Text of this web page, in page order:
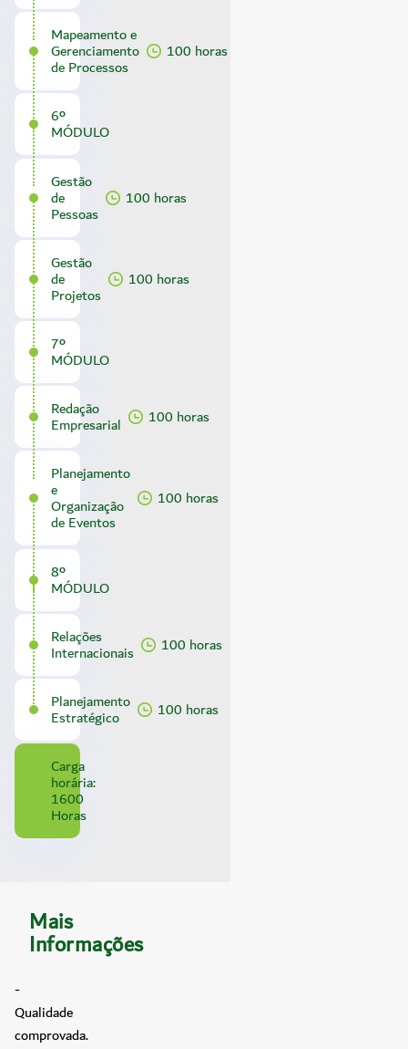
Mapeamento e
Gerenciamento
de Processos
100 horas
6º
MÓDULO
Gestão
de
Pessoas
100 horas
Gestão
de
Projetos
100 horas
7º
MÓDULO
Redação
Empresarial 100 horas
Planejamento
e
Organização
de Eventos
100 horas
8º
MÓDULO
Relações
Internacionais 100 horas
Planejamento
Estratégico 100 horas
Carga
horária:
1600
Horas
Mais
Informações
-
Qualidade
comprovada.